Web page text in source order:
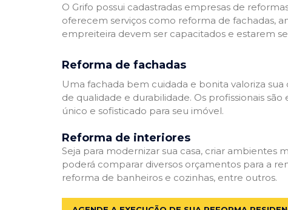
O Grifo possui cadastradas empresas de
oferecem serviços como reforma de fachadas,
empreiteira devem ser capacitados e estarem
Reforma de fachadas
Uma fachada bem cuidada e bonita valoriza
de qualidade e durabilidade. Os profissionais
único e sofisticado para seu imóvel.
Reforma de interiores
Seja para modernizar sua casa, criar ambientes
poderá comparar diversos orçamentos para a
reforma de banheiros e cozinhas, entre outros.